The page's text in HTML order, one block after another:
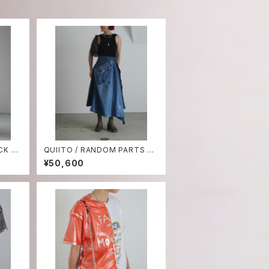
QUIITO / RANDOM PARTS DE
NIM SK
¥50,600